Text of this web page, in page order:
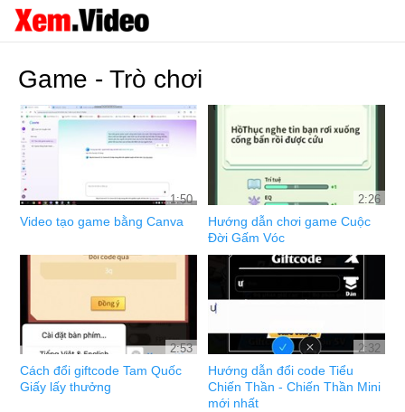
Game - Trò chơi
1:50
Video tạo game bằng Canva
2:26
Hướng dẫn chơi game Cuộc
Đời Gấm Vóc
2:53
Cách đổi giftcode Tam Quốc
Giấy lấy thưởng
2:32
Hướng dẫn đổi code Tiểu
Chiến Thần - Chiến Thần Mini
mới nhất